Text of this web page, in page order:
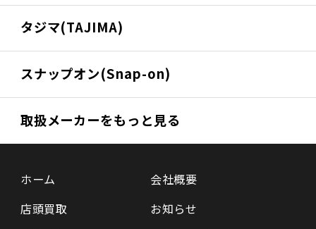
タジマ(TAJIMA)
スナップオン(Snap-on)
取扱メーカーをもっと見る
ホーム
店頭買取
会社概要
お知らせ